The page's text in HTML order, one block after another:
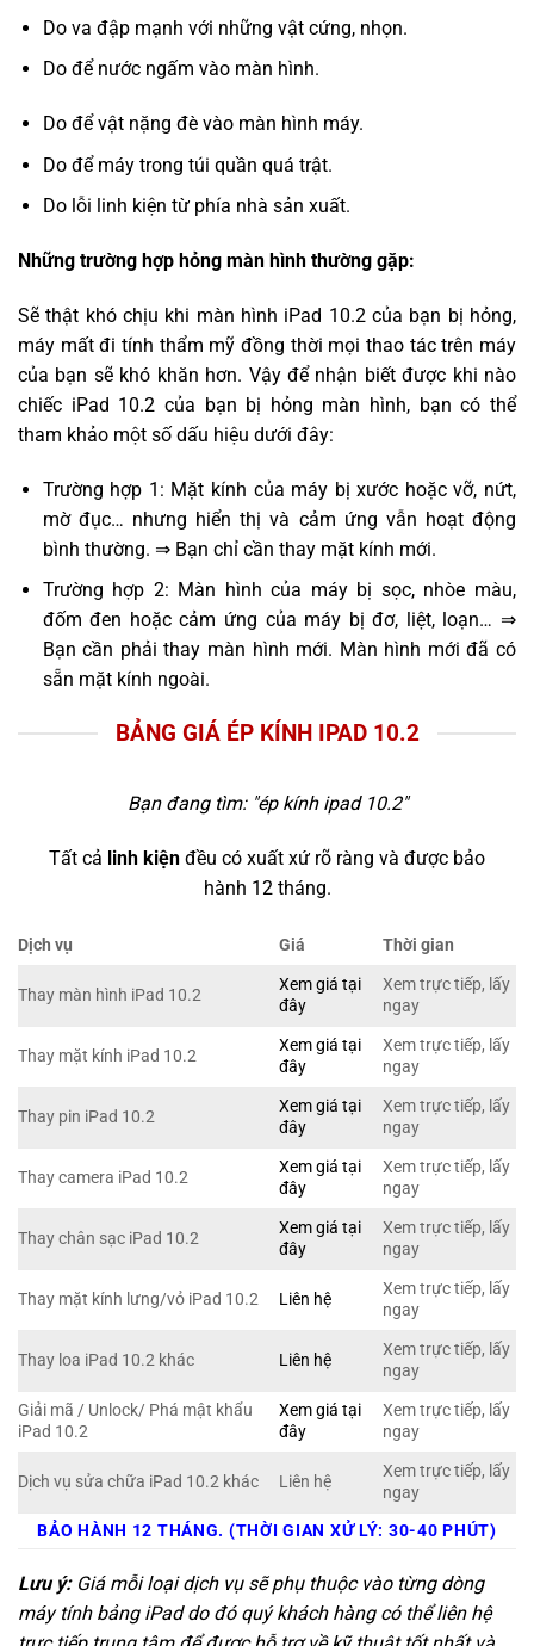
Do va đập mạnh với những vật cứng, nhọn.
Do để nước ngấm vào màn hình.
Do để vật nặng đè vào màn hình máy.
Do để máy trong túi quần quá trật.
Do lỗi linh kiện từ phía nhà sản xuất.
Những trường hợp hỏng màn hình thường gặp:
Sẽ thật khó chịu khi màn hình iPad 10.2 của bạn bị hỏng,
máy mất đi tính thẩm mỹ đồng thời mọi thao tác trên máy
của bạn sẽ khó khăn hơn. Vậy để nhận biết được khi nào
chiếc iPad 10.2 của bạn bị hỏng màn hình, bạn có thể
tham khảo một số dấu hiệu dưới đây:
Trường hợp 1: Mặt kính của máy bị xước hoặc vỡ, nứt,
mờ đục… nhưng hiển thị và cảm ứng vẫn hoạt động
bình thường. ⇒ Bạn chỉ cần thay mặt kính mới.
Trường hợp 2: Màn hình của máy bị sọc, nhòe màu,
đốm đen hoặc cảm ứng của máy bị đơ, liệt, loạn… ⇒
Bạn cần phải thay màn hình mới. Màn hình mới đã có
sẵn mặt kính ngoài.
BẢNG GIÁ ÉP KÍNH IPAD 10.2
Bạn đang tìm: "ép kính ipad 10.2"
Tất cả linh kiện đều có xuất xứ rõ ràng và được bảo
hành 12 tháng.
Dịch vụ Giá Thời gian
Thay màn hình iPad 10.2
Xem giá tại
đây
Xem trực tiếp, lấy
ngay
Thay mặt kính iPad 10.2
Xem giá tại
đây
Xem trực tiếp, lấy
ngay
Thay pin iPad 10.2
Xem giá tại
đây
Xem trực tiếp, lấy
ngay
Thay camera iPad 10.2
Xem giá tại
đây
Xem trực tiếp, lấy
ngay
Thay chân sạc iPad 10.2
Xem giá tại
đây
Xem trực tiếp, lấy
ngay
Thay mặt kính lưng/vỏ iPad 10.2 Liên hệ
Xem trực tiếp, lấy
ngay
Thay loa iPad 10.2 khác Liên hệ
Xem trực tiếp, lấy
ngay
Giải mã / Unlock/ Phá mật khẩu
iPad 10.2
Xem giá tại
đây
Xem trực tiếp, lấy
ngay
Dịch vụ sửa chữa iPad 10.2 khác Liên hệ
Xem trực tiếp, lấy
ngay
BẢO HÀNH 12 THÁNG. (THỜI GIAN XỬ LÝ: 30-40 PHÚT)
Lưu ý:Giá mỗi loại dịch vụ sẽ phụ thuộc vào từng dòng
máy tính bảng iPad do đó quý khách hàng có thể liên hệ